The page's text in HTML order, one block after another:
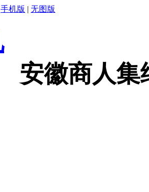
手机版 | 无图版
安徽商人集